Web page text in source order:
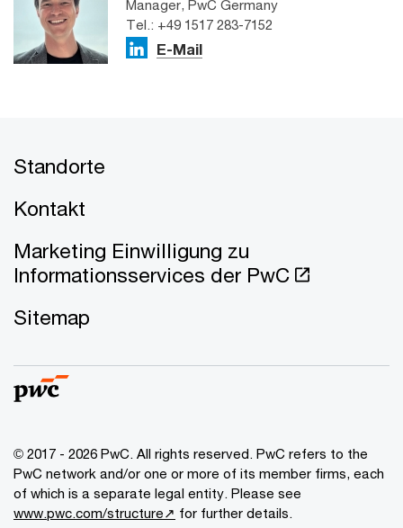
Manager, PwC Germany
Tel.: +49 1517 283-7152
E-Mail
Standorte
Kontakt
Marketing Einwilligung zu
Informationsservices der PwC
Sitemap
© 2017 - 2026 PwC. All rights reserved. PwC refers to the
PwC network and/or one or more of its member firms, each
of which is a separate legal entity. Please see
www.pwc.com/structure↗ for further details.